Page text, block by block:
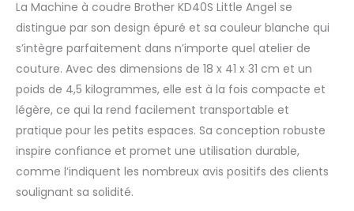
& débutants - Brother -
Garantie 3 ans — la
machine à coudre Brother
qui apporte la précision et
la fiabilité de la marque à
votre atelier. Conçue pour
offrir couture précise et
confortable, cette machine
accompagne vos projets
exigeants avec confort et
polyvalence. Spécifications
La Machine à coudre Brother KD40S Little Angel se
distingue par son design épuré et sa couleur blanche qui
s’intègre parfaitement dans n’importe quel atelier de
couture. Avec des dimensions de 18 x 41 x 31 cm et un
poids de 4,5 kilogrammes, elle est à la fois compacte et
légère, ce qui la rend facilement transportable et
pratique pour les petits espaces. Sa conception robuste
inspire confiance et promet une utilisation durable,
comme l’indiquent les nombreux avis positifs des clients
soulignant sa solidité.